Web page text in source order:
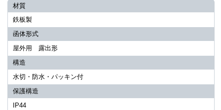
材質
鉄板製
函体形式
屋外用 露出形
構造
水切・防水・パッキン付
保護構造
IP44